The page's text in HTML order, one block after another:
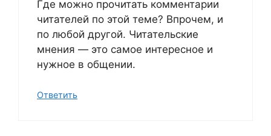
Где можно прочитать комментарии
читателей по этой теме? Впрочем, и
по любой другой. Читательские
мнения — это самое интересное и
нужное в общении.
Ответить